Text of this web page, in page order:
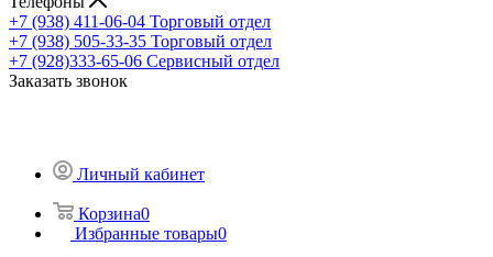
+7 (938) 411-06-04 Торговый отдел
+7 (938) 505-33-35 Торговый отдел
+7 (928)333-65-06 Сервисный отдел
Заказать звонок
Личный кабинет
Корзина0
Избранные товары0